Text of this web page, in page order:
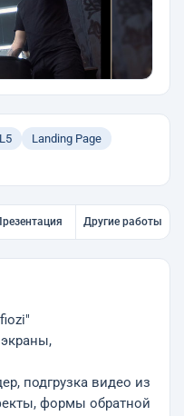
Landing Page
Другие работы
подгрузка видео из
формы обратной